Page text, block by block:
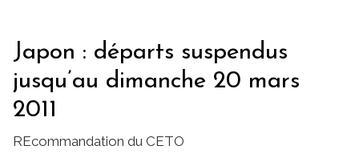
Japon : départs suspendus
jusqu’au dimanche 20 mars
2011
REcommandation du CETO